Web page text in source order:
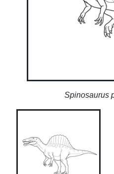
Spinosaurus